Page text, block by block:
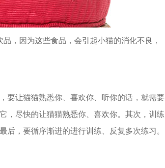
因为这些食品，会引起小猫的消化不良，
让猫猫熟悉你、喜欢你、听你的话，就需要
，尽快的让猫猫熟悉你、喜欢你。其次，训练
，要循序渐进的进行训练、反复多次练习。